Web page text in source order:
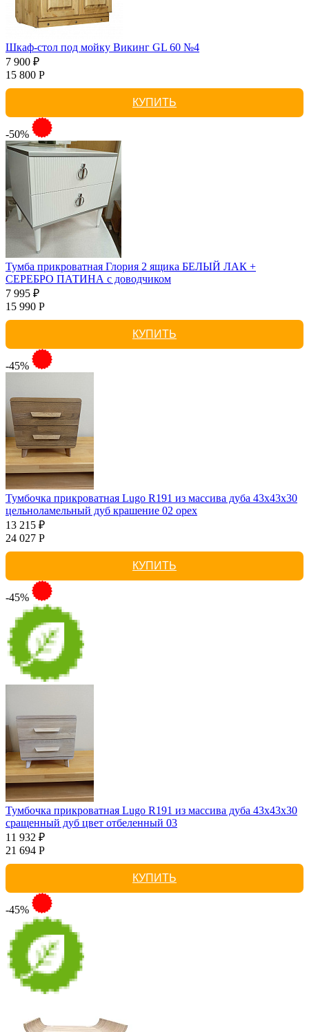
Шкаф-стол под мойку Викинг GL 60 №4
7 900 ₽
15 800 Р
КУПИТЬ
-50%
Тумба прикроватная Глория 2 ящика БЕЛЫЙ ЛАК +
СЕРЕБРО ПАТИНА с доводчиком
7 995 ₽
15 990 Р
КУПИТЬ
-45%
Тумбочка прикроватная Lugo R191 из массива дуба 43х43х30
цельноламельный дуб крашение 02 орех
13 215 ₽
24 027 Р
КУПИТЬ
-45%
Тумбочка прикроватная Lugo R191 из массива дуба 43х43х30
сращенный дуб цвет отбеленный 03
11 932 ₽
21 694 Р
КУПИТЬ
-45%